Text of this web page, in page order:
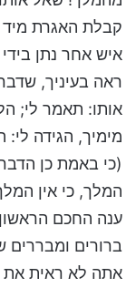
קבלת האגרת
איש אחר נתן
ראה בעיניך,
אותו: תאמר לי;
מימיך, הגידה
(כי באמת כן
המלך, כי אין
ענה החכם
ברורים ומבררים
אתה לא ראית את